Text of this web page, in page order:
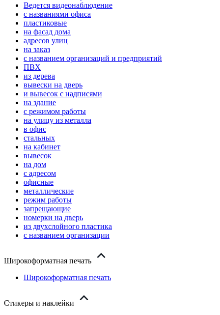
Ведется видеонаблюдение
с названиями офиса
пластиковые
на фасад дома
адресов улиц
на заказ
с названием организаций и предприятий
ПВХ
из дерева
вывески на дверь
и вывесок с надписями
на здание
с режимом работы
на улицу из металла
в офис
стальных
на кабинет
вывесок
на дом
с адресом
офисные
металлические
режим работы
запрещающие
номерки на дверь
из двухслойного пластика
с названием организации
Широкоформатная печать
Широкоформатная печать
Стикеры и наклейки